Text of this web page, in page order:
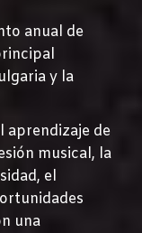
anual de
y la
aprendizaje de
musical, la
el
una